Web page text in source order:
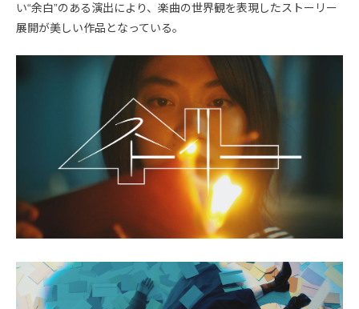
い“余白”のある演出により、楽曲の世界観を表現したストーリー
展開が美しい作品となっている。